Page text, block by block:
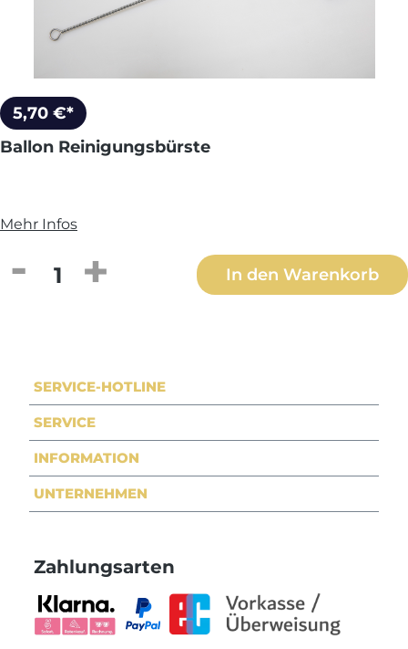
5,70 €*
Ballon Reinigungsbürste
Mehr Infos
Produkt Anzahl: Gib den gewünschten
In den Warenkorb
SERVICE-HOTLINE
SERVICE
INFORMATION
UNTERNEHMEN
Zahlungsarten